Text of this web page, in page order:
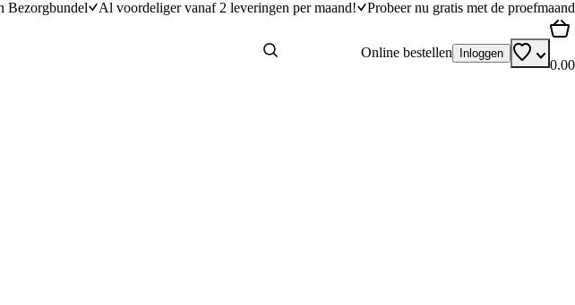
Bezorgbundel Al voordeliger vanaf 2 leveringen per maand! Probeer nu gratis met de proefmaand
Online bestellen Inloggen
0.00